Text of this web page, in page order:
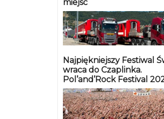
miejsc
Najpiękniejszy Festiwal
wraca do Czaplinka.
Pol’and’Rock Festival